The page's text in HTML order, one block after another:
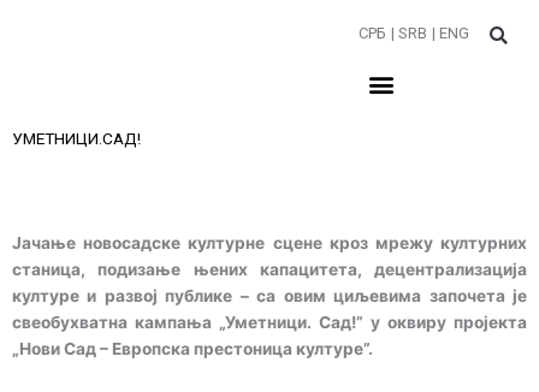
СРБ | SRB | ENG
УМЕТНИЦИ.САД!
Јачање новосадске културне сцене кроз мрежу културних
станица, подизање њених капацитета, децентрализација
културе и развој публике – са овим циљевима започета је
свеобухватна кампања „Уметници. Сад!” у оквиру пројекта
„Нови Сад – Европска престоница културе”.